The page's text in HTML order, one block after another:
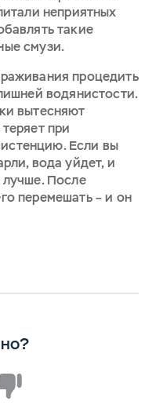
неприятных
такие
смузи.
процедить
водянистости.
вытесняют
при
Если вы
вода уйдет, и
лучше. После
перемешать – и он